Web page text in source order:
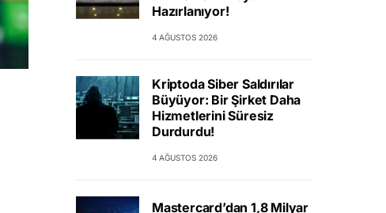
Hazırlanıyor!
4 AĞUSTOS 2026
Kriptoda Siber Saldırılar
Büyüyor: Bir Şirket Daha
Hizmetlerini Süresiz
Durdurdu!
4 AĞUSTOS 2026
Mastercard’dan 1,8 Milyar